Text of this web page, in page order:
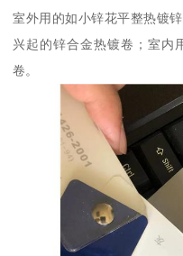
室外用的如小锌花平整热镀
兴起的锌合金热镀卷；室内
卷。